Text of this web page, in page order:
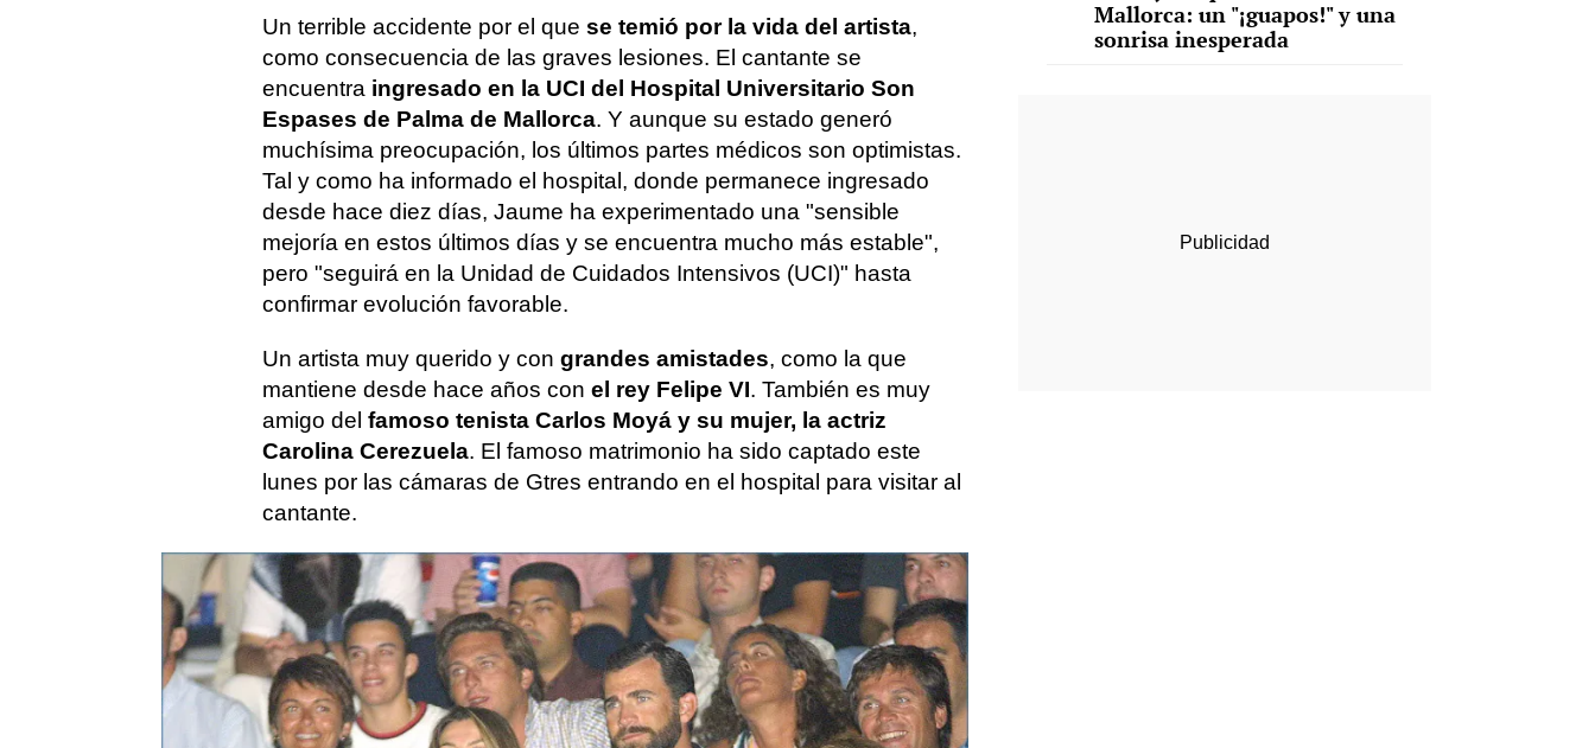
Un terrible accidente por el que se temió por la vida del artista,
como consecuencia de las graves lesiones. El cantante se
encuentra ingresado en la UCI del Hospital Universitario Son
Espases de Palma de Mallorca. Y aunque su estado generó
muchísima preocupación, los últimos partes médicos son optimistas.
Tal y como ha informado el hospital, donde permanece ingresado
desde hace diez días, Jaume ha experimentado una "sensible
mejoría en estos últimos días y se encuentra mucho más estable",
pero "seguirá en la Unidad de Cuidados Intensivos (UCI)" hasta
confirmar evolución favorable.
Un artista muy querido y con grandes amistades, como la que
mantiene desde hace años con el rey Felipe VI. También es muy
amigo del famoso tenista Carlos Moyá y su mujer, la actriz
Carolina Cerezuela. El famoso matrimonio ha sido captado este
lunes por las cámaras de Gtres entrando en el hospital para visitar al
cantante.
Mallorca: un "¡guapos!" y una
sonrisa inesperada